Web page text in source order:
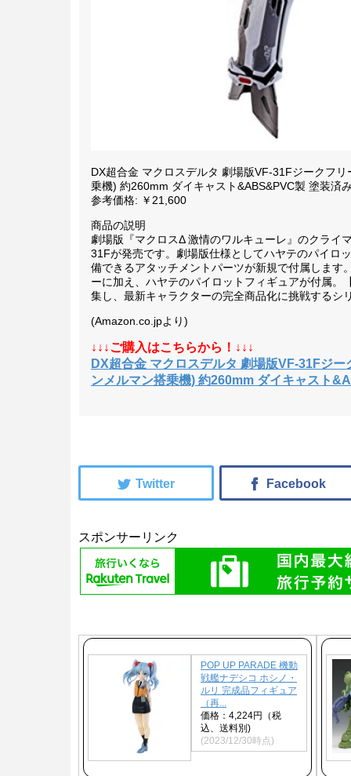
DX超合金 マクロスデルタ 劇場版VF-31Fジークフ
乗機) 約260mm ダイキャスト&ABS&PVC製 塗装済
参考価格: ￥21,600
商品の説明
劇場版『マクロスΔ 激情のワルキューレ』のクライ
31Fが発売です。劇場版仕様としてハヤテのパイロ
備できるアタッチメントパーツが新規で付属しま
ーに加え、ハヤテのパイロットフィギュアが付属
集し、最新キャラクターの完全商品化に挑戦する
(Amazon.co.jpより)
↓↓↓ご購入はこちらから！↓↓↓
DX超合金 マクロスデルタ 劇場版VF-31Fジ
ンメルマン搭乗機) 約260mm ダイキャスト
スポンサーリンク
POP UP PARADE 機動
戦艦ナデシコ ホシノ・
ルリ 完成品フィギュア
（再...
価格：4,224円（税
込、送料別)
(2023/12/30時点)